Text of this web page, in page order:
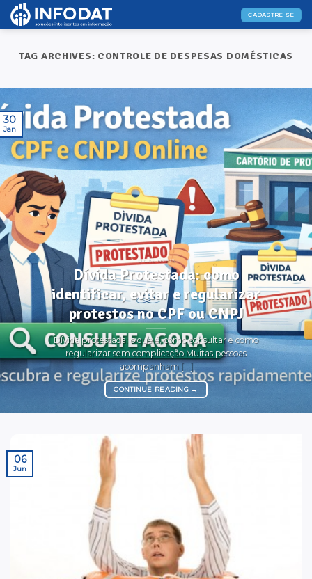
Skip
CADASTRE-SE
TAG ARCHIVES: CONTROLE DE DESPESAS DOMÉSTICAS
DICAS ÚTEIS
Dívida Protestada: como
identificar, evitar e regularizar
protestos no CPF ou CNPJ
Dívida protestada: o que é, como consultar e como
regularizar sem complicação Muitas pessoas
acompanham [...]
CONTINUE READING →
30
Jan
06
Jun